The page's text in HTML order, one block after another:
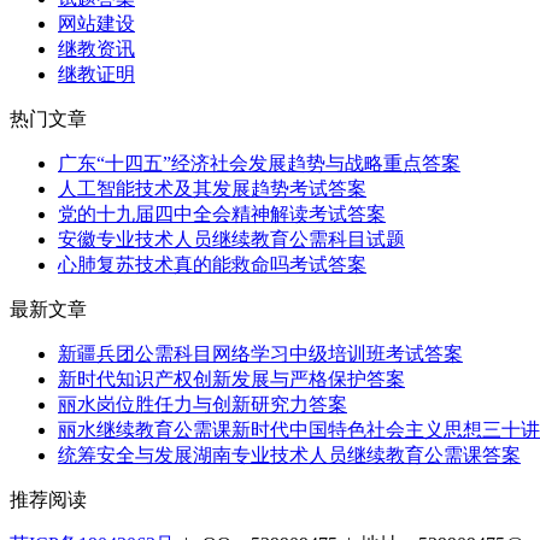
网站建设
继教资讯
继教证明
热门文章
广东“十四五”经济社会发展趋势与战略重点答案
人工智能技术及其发展趋势考试答案
党的十九届四中全会精神解读考试答案
安徽专业技术人员继续教育公需科目试题
心肺复苏技术真的能救命吗考试答案
最新文章
新疆兵团公需科目网络学习中级培训班考试答案
新时代知识产权创新发展与严格保护答案
丽水岗位胜任力与创新研究力答案
丽水继续教育公需课新时代中国特色社会主义思想三十
统筹安全与发展湖南专业技术人员继续教育公需课答案
推荐阅读